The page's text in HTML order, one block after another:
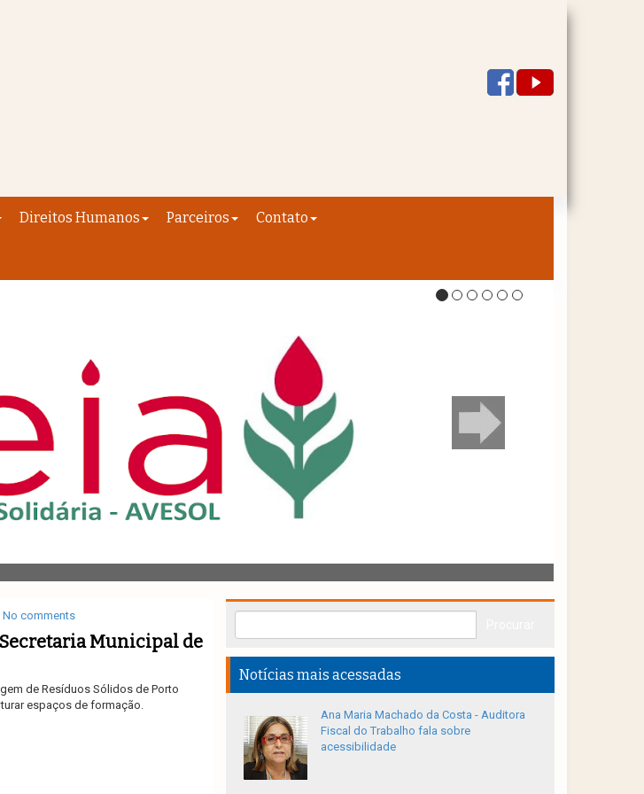
Direitos Humanos Parceiros Contato
No comments
Municipal de
de Resíduos Sólidos de Porto
espaços de formação.
Notícias mais acessadas
Ana Maria Machado da Costa - Auditora
Fiscal do Trabalho fala sobre
acessibilidade